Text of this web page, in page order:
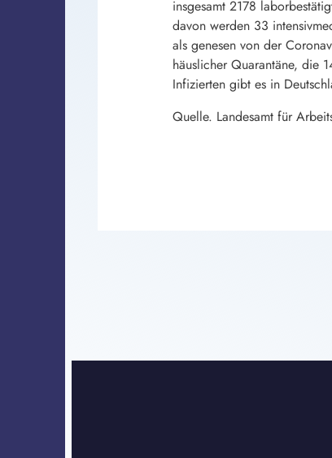
insgesamt 2178
davon werden 33
als genesen von der
häuslicher Quarantäne, die
Infizierten gibt es in
Quelle. Landesamt für